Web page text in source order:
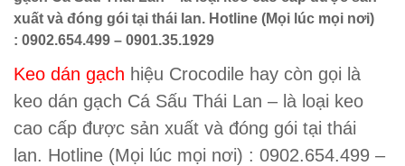
xuất và đóng gói tại thái lan. Hotline (Mọi lúc mọi nơi)
: 0902.654.499 – 0901.35.1929
Keo dán gạch hiệu Crocodile hay còn gọi là
keo dán gạch Cá Sấu Thái Lan – là loại keo
cao cấp được sản xuất và đóng gói tại thái
lan. Hotline (Mọi lúc mọi nơi) : 0902.654.499 –